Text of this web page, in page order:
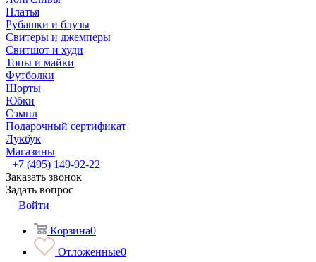
Платья
Рубашки и блузы
Свитеры и джемперы
Свитшот и худи
Топы и майки
Футболки
Шорты
Юбки
Сэмпл
Подарочный сертификат
Лукбук
Магазины
+7 (495) 149-92-22
Заказать звонок
Задать вопрос
Войти
Корзина0
Отложенные0